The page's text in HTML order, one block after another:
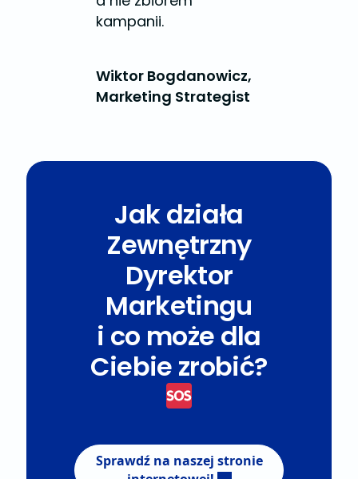
kampanii.
Wiktor Bogdanowicz,
Marketing Strategist
Jak działa
Zewnętrzny
Dyrektor
Marketingu
i co może dla
Ciebie zrobić?
Sprawdź na naszej stronie